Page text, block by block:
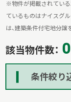
※物件が掲載されている
ているものはナイスグル
は、建築条件付宅地分譲
該当物件数： 0
条件絞り